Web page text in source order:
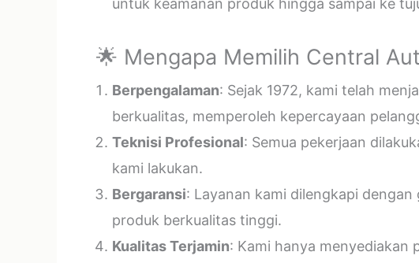
untuk keamanan produk hingga sampai ke
🌟 Mengapa Memilih Central
Berpengalaman: Sejak 1972, kami telah
berkualitas, memperoleh kepercayaan
Teknisi Profesional: Semua pekerjaan
kami lakukan.
Bergaransi: Layanan kami dilengkapi
produk berkualitas tinggi.
Kualitas Terjamin: Kami hanya menyediakan